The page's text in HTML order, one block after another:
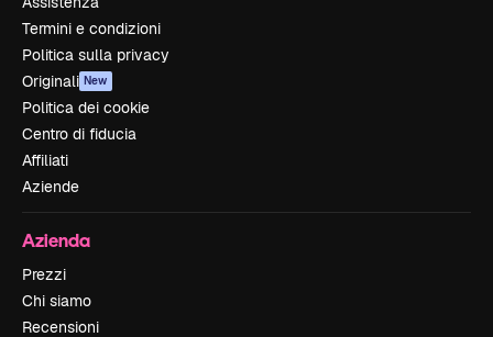
Termini e condizioni
Politica sulla privacy
Originali New
Politica dei cookie
Centro di fiducia
Affiliati
Aziende
Azienda
Prezzi
Chi siamo
Recensioni